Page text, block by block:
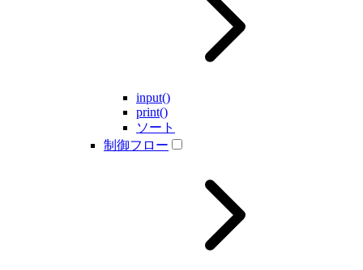
input()
print()
ソート
制御フロー